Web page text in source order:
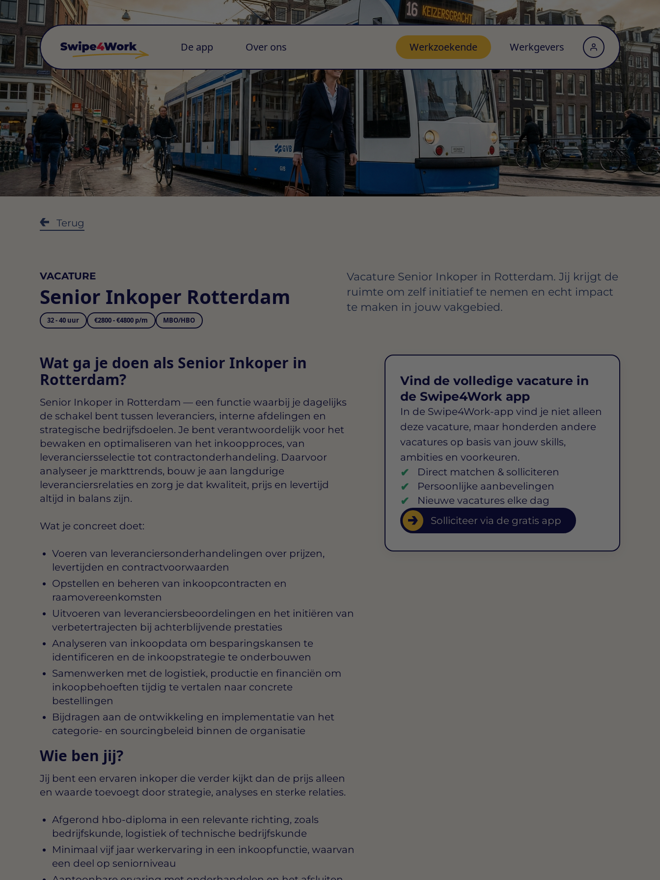
De app Over ons Werkzoekende Werkgevers
Terug
VACATURE
Senior Inkoper Rotterdam
32 - 40 uur €2800 - €4800 p/m MBO/HBO
Vacature Senior Inkoper in Rotterdam. Jij krijgt de
ruimte om zelf initiatief te nemen en echt impact
te maken in jouw vakgebied.
Wat ga je doen als Senior Inkoper in
Rotterdam?
Senior Inkoper in Rotterdam — een functie waarbij je dagelijks
de schakel bent tussen leveranciers, interne afdelingen en
strategische bedrijfsdoelen. Je bent verantwoordelijk voor het
bewaken en optimaliseren van het inkoopproces, van
leveranciersselectie tot contractonderhandeling. Daarvoor
analyseer je markttrends, bouw je aan langdurige
leveranciersrelaties en zorg je dat kwaliteit, prijs en levertijd
altijd in balans zijn.
Wat je concreet doet:
Voeren van leveranciersonderhandelingen over prijzen,
levertijden en contractvoorwaarden
Opstellen en beheren van inkoopcontracten en
raamovereenkomsten
Uitvoeren van leveranciersbeoordelingen en het initiëren van
verbetertrajecten bij achterblijvende prestaties
Analyseren van inkoopdata om besparingskansen te
identificeren en de inkoopstrategie te onderbouwen
Samenwerken met de logistiek, productie en financiën om
inkoopbehoeften tijdig te vertalen naar concrete
bestellingen
Bijdragen aan de ontwikkeling en implementatie van het
categorie- en sourcingbeleid binnen de organisatie
Wie ben jij?
Jij bent een ervaren inkoper die verder kijkt dan de prijs alleen
en waarde toevoegt door strategie, analyses en sterke relaties.
Afgerond hbo-diploma in een relevante richting, zoals
bedrijfskunde, logistiek of technische bedrijfskunde
Minimaal vijf jaar werkervaring in een inkoopfunctie, waarvan
een deel op seniorniveau
Vind de volledige vacature in
de Swipe4Work app
In de Swipe4Work-app vind je niet alleen
deze vacature, maar honderden andere
vacatures op basis van jouw skills,
ambities en voorkeuren.
Direct matchen & solliciteren
Persoonlijke aanbevelingen
Nieuwe vacatures elke dag
Solliciteer via de gratis app